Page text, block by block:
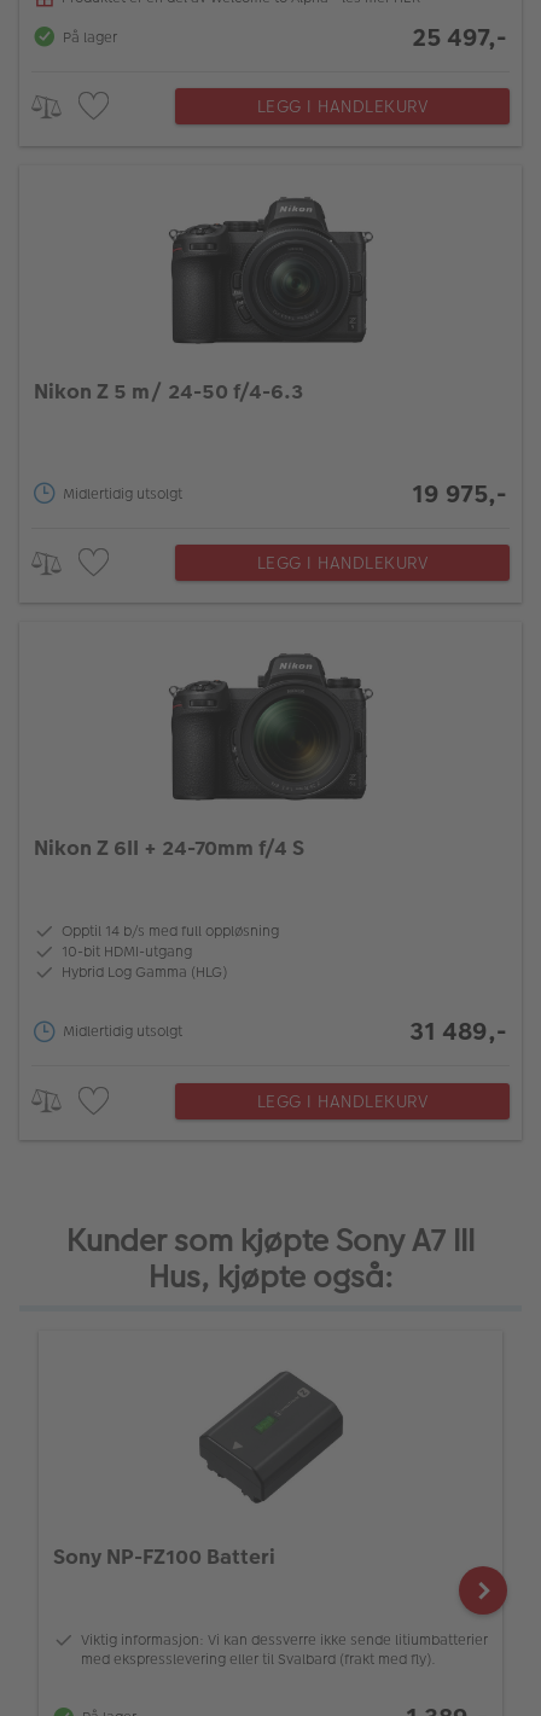
På lager 25 497,-
LEGG I HANDLEKURV
Nikon Z 5 m/ 24-50 f/4-6.3
Midlertidig utsolgt 19 975,-
LEGG I HANDLEKURV
Nikon Z 6II + 24-70mm f/4 S
Opptil 14 b/s med full oppløsning
10-bit HDMI-utgang
Hybrid Log Gamma (HLG)
Midlertidig utsolgt 31 489,-
LEGG I HANDLEKURV
Kunder som kjøpte Sony A7 III
Hus, kjøpte også:
Sony NP-FZ100 Batteri
Viktig informasjon: Vi kan dessverre ikke sende litiumbatterier
med ekspresslevering eller til Svalbard (frakt med fly).